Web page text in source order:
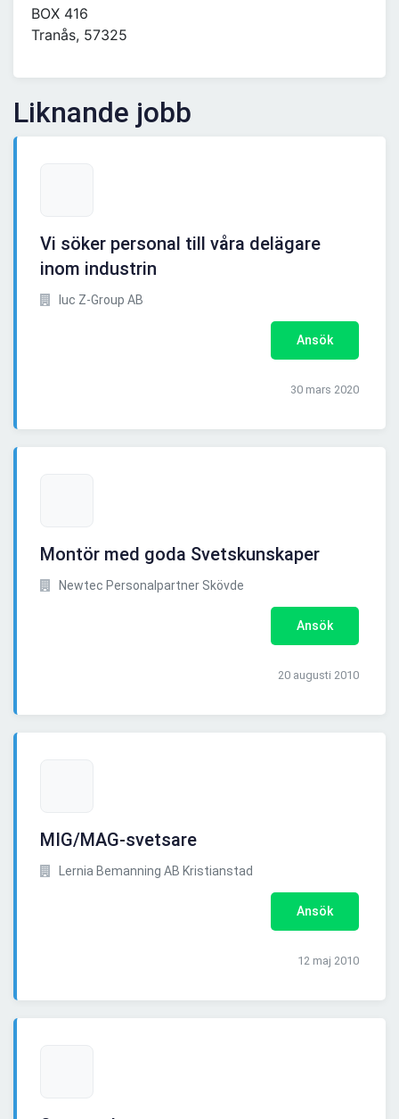
BOX 416
Tranås, 57325
Liknande jobb
Vi söker personal till våra delägare
inom industrin
Iuc Z-Group AB
Ansök
30 mars 2020
Montör med goda Svetskunskaper
Newtec Personalpartner Skövde
Ansök
20 augusti 2010
MIG/MAG-svetsare
Lernia Bemanning AB Kristianstad
Ansök
12 maj 2010